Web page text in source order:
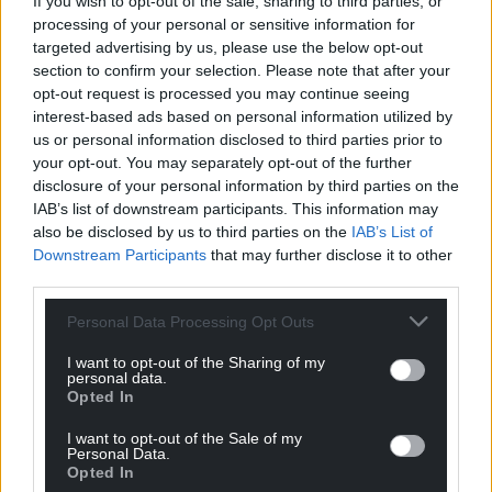
processing of your personal or sensitive information for
targeted advertising by us, please use the below opt-out
section to confirm your selection. Please note that after your
opt-out request is processed you may continue seeing
interest-based ads based on personal information utilized by
us or personal information disclosed to third parties prior to
your opt-out. You may separately opt-out of the further
disclosure of your personal information by third parties on the
IAB’s list of downstream participants. This information may
also be disclosed by us to third parties on the IAB’s List of
Downstream Participants that may further disclose it to other
Personal Data Processing Opt Outs
I want to opt-out of the Sharing of my
personal data.
Opted In
I want to opt-out of the Sale of my
Personal Data.
Opted In
by 2050. It also projects a significant increase in the
number of pupils leaving the English-medium
education system as confident Welsh speakers
(50% by 2050). To achieve these targets the
Government is planning to double the number of
teachers able to teach through the medium of
Welsh by 2050.
Recent statistics on teacher training in Wales show
the enormity of the challenge if we are to achieve
these targets. The latest data on the number of
Initial Teacher Education (ITE) students training to
teach through the medium of Welsh is at its lowest
students training to teach through the medium of
Welsh in 2018-19 were almost half the number
training in 2013-14 (320 students).
While this decline reflects an overall decrease in the